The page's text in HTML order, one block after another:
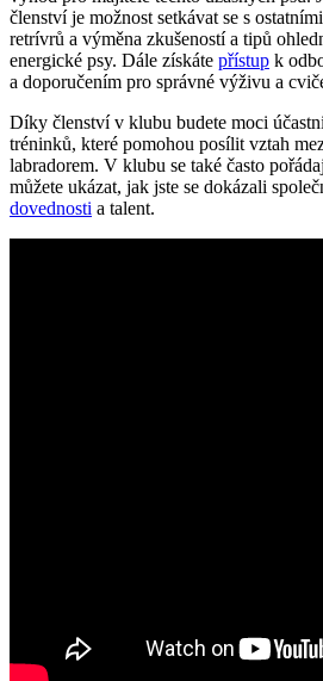
členství‍ je možnost ‍setkávat se s
retrívrů a výměna zkušeností a tipů
energické psy. Dále získáte‌ přístup k
a doporučením pro⁢ správné výživu a
Díky členství ‌v‌ klubu budete​ moci
tréninků, ⁣které pomohou posílit vztah
labradorem. V klubu se​ také často
můžete ukázat, ‍jak jste se dokázali
dovednosti a talent.